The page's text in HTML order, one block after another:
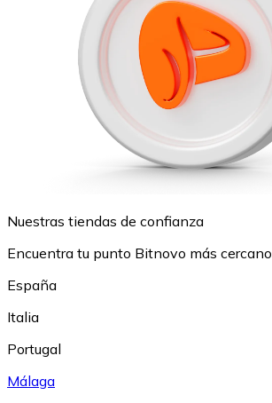
Nuestras tiendas de confianza
Encuentra tu punto Bitnovo más cercano
España
Italia
Portugal
Málaga